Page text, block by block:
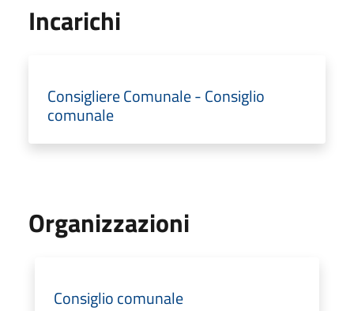
Incarichi
Consigliere Comunale - Consiglio
comunale
Organizzazioni
Consiglio comunale